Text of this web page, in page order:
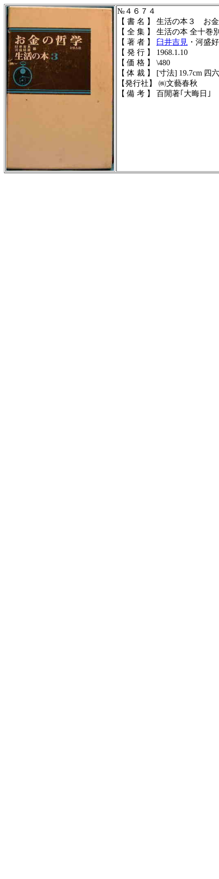
№４６７４
【 書 名 】 生活の本３ お
【 全 集 】 生活の本 全十巻
【 著 者 】 臼井吉見 ・河盛
【 発 行 】 1968.1.10
【 価 格 】 \480
【 体 裁 】 [寸法] 19.7cm 四
【発行社】 ㈱文藝春秋
【 備 考 】 百閒著｢大晦日｣